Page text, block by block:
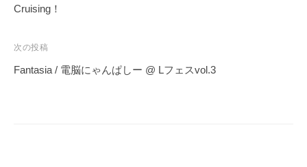
ナ
ゲ
ー
Cruising！
次の投稿
Fantasia / 電脳にゃんぱしー @ Lフェスvol.3